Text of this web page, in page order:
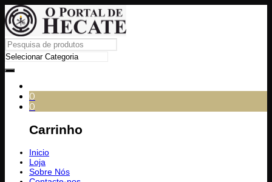
0
0
Carrinho
Inicio
Loja
Sobre Nós